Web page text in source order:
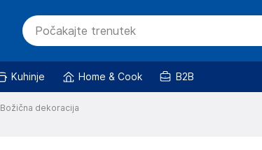
Kuhinje Home & Cook B2B
Božična dekoracija